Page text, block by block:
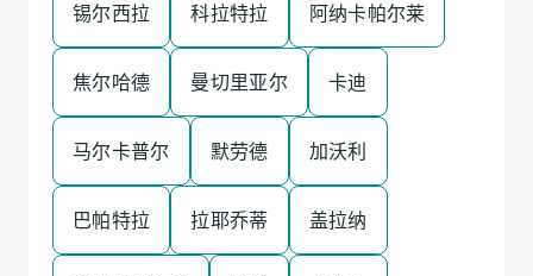
锡尔西拉 科拉特拉 阿纳卡帕尔莱
焦尔哈德 曼切里亚尔 卡迪
马尔卡普尔 默劳德 加沃利
巴帕特拉 拉耶乔蒂 盖拉纳